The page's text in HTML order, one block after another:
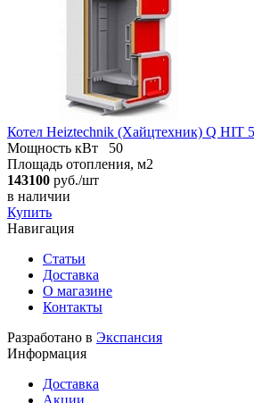
Котел Heiztechnik (Хайцтехник) Q HIT
Мощность кВт
50
Площадь отопления, м2
143100 руб./шт
в наличии
Купить
Навигация
Статьи
Доставка
О магазине
Контакты
Разработано в Экспансия
Информация
Доставка
Акции